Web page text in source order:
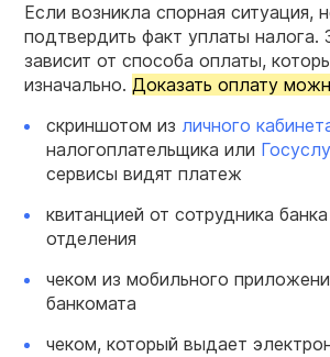
Если возникла спорная ситуация,
подтвердить факт уплаты налога.
зависит от способа оплаты,
изначально. Доказать оплату
скриншотом из личного
налогоплательщика или
сервисы видят платеж
квитанцией от сотрудника
отделения
чеком из мобильного
банкомата
чеком, который выдает